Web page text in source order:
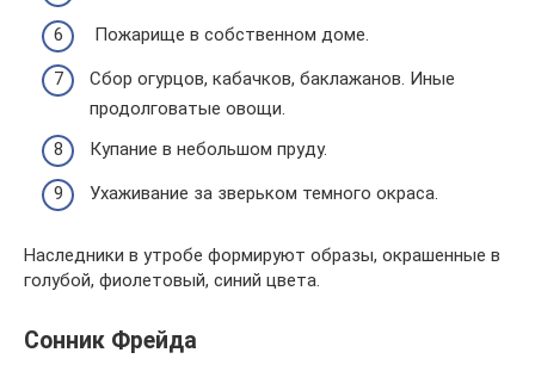
Пожарище в собственном доме.
Сбор огурцов, кабачков, баклажанов. Иные
продолговатые овощи.
Купание в небольшом пруду.
Ухаживание за зверьком темного окраса.
Наследники в утробе формируют образы, окрашенные в
голубой, фиолетовый, синий цвета.
Сонник Фрейда